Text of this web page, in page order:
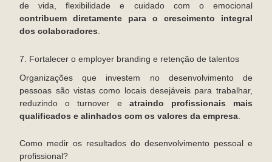
de vida, flexibilidade e cuidado com o emocional
contribuem diretamente para o crescimento integral
dos colaboradores.
7. Fortalecer o employer branding e retenção de talentos
Organizações que investem no desenvolvimento de
pessoas são vistas como locais desejáveis para trabalhar,
reduzindo o turnover e atraindo profissionais mais
qualificados e alinhados com os valores da empresa
Como medir os resultados do desenvolvimento pessoal e
profissional?